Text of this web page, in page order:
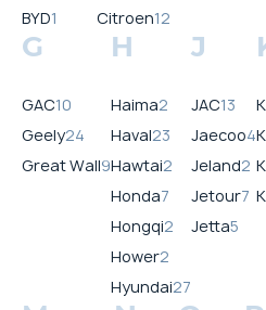
BYD1
Citroen12
G
GAC10
Geely24
Great Wall9
H
Haima2
Haval23
Hawtai2
Honda7
Hongqi2
Hower2
Hyundai27
J
JAC13
Jaecoo4
Jeland2
Jetour7
Jetta5